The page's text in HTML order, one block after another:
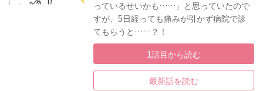
っているせいかも……」と思っていたので
すが、5日経っても痛みが引かず病院で診
てもらうと……？！
1話目から読む
最新話を読む